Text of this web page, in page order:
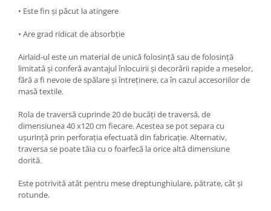
DECOR IARNA
TEMATICA CULINARA
DECOR MOS NICOLAE
TEMATICA FLORALA
DECOR OKTOBER FEST
DECOR BABY SHOWER
MINI BAX 1+1 GRATUIT
• Este fin și păcut la atingere
• Are grad ridicat de absorbție
Airlaid-ul este un material de unică folosință sau de folosință
limitată și conferă avantajul înlocuirii și decorării rapide a meselor,
fără a fi nevoie de spălare și întreținere, ca în cazul accesoriilor de
masă textile.
Rola de traversă cuprinde 20 de bucăți de traversă, de
dimensiunea 40 x120 cm fiecare. Acestea se pot separa cu
ușurință prin perforația efectuată din fabricație. Alternativ,
traversa se poate tăia cu o foarfecă la orice altă dimensiune
dorită.
Este potrivită atât pentru mese dreptunghiulare, pătrate, cât și
rotunde.